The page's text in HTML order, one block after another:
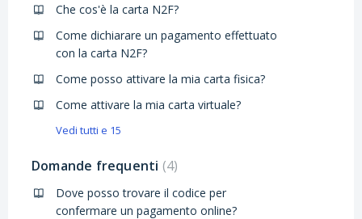
Che cos'è la carta N2F?
Come dichiarare un pagamento effettuato
con la carta N2F?
Come posso attivare la mia carta fisica?
Come attivare la mia carta virtuale?
Vedi tutti e 15
Domande frequenti 4
Dove posso trovare il codice per
confermare un pagamento online?